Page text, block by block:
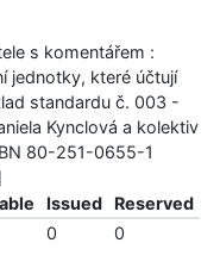
s komentářem :
jednotky, které účtují
standardu č. 003 -
Kynclová a kolektiv
80-251-0655-1
Issued
Reserved
0 0